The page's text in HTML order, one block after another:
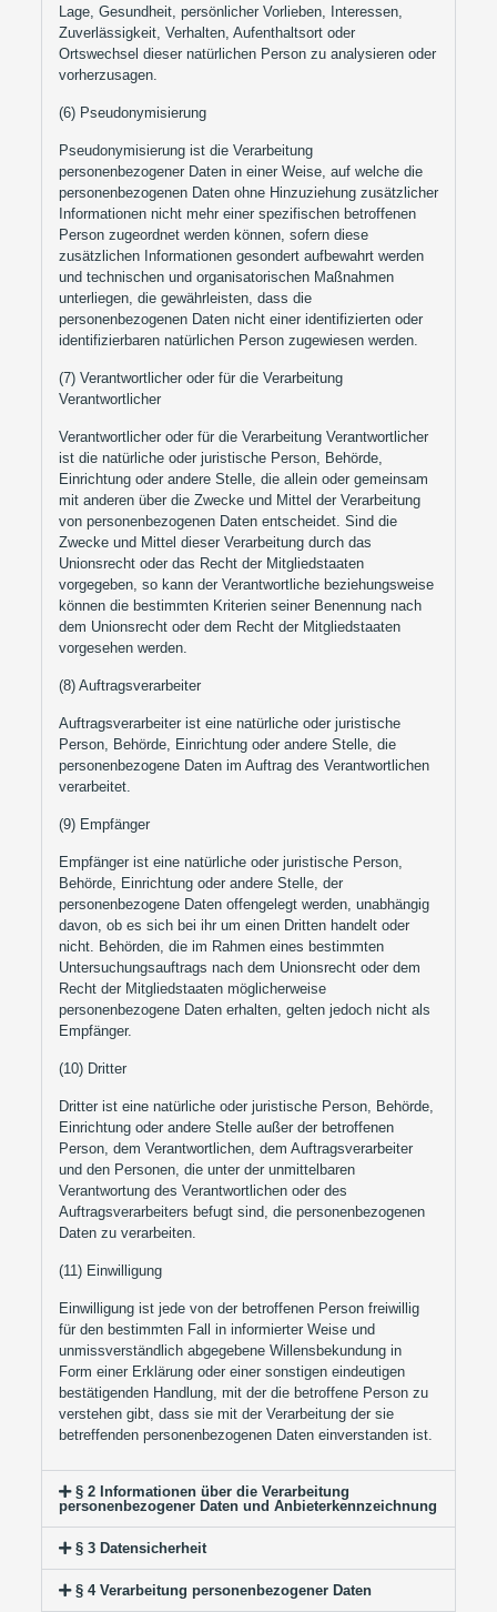
Lage, Gesundheit, persönlicher Vorlieben, Interessen,
Zuverlässigkeit, Verhalten, Aufenthaltsort oder
Ortswechsel dieser natürlichen Person zu analysieren oder
vorherzusagen.
(6) Pseudonymisierung
Pseudonymisierung ist die Verarbeitung
personenbezogener Daten in einer Weise, auf welche die
personenbezogenen Daten ohne Hinzuziehung zusätzlicher
Informationen nicht mehr einer spezifischen betroffenen
Person zugeordnet werden können, sofern diese
zusätzlichen Informationen gesondert aufbewahrt werden
und technischen und organisatorischen Maßnahmen
unterliegen, die gewährleisten, dass die
personenbezogenen Daten nicht einer identifizierten oder
identifizierbaren natürlichen Person zugewiesen werden.
(7) Verantwortlicher oder für die Verarbeitung
Verantwortlicher
Verantwortlicher oder für die Verarbeitung Verantwortlicher
ist die natürliche oder juristische Person, Behörde,
Einrichtung oder andere Stelle, die allein oder gemeinsam
mit anderen über die Zwecke und Mittel der Verarbeitung
von personenbezogenen Daten entscheidet. Sind die
Zwecke und Mittel dieser Verarbeitung durch das
Unionsrecht oder das Recht der Mitgliedstaaten
vorgegeben, so kann der Verantwortliche beziehungsweise
können die bestimmten Kriterien seiner Benennung nach
dem Unionsrecht oder dem Recht der Mitgliedstaaten
vorgesehen werden.
(8) Auftragsverarbeiter
Auftragsverarbeiter ist eine natürliche oder juristische
Person, Behörde, Einrichtung oder andere Stelle, die
personenbezogene Daten im Auftrag des Verantwortlichen
verarbeitet.
(9) Empfänger
Empfänger ist eine natürliche oder juristische Person,
Behörde, Einrichtung oder andere Stelle, der
personenbezogene Daten offengelegt werden, unabhängig
davon, ob es sich bei ihr um einen Dritten handelt oder
nicht. Behörden, die im Rahmen eines bestimmten
Untersuchungsauftrags nach dem Unionsrecht oder dem
Recht der Mitgliedstaaten möglicherweise
personenbezogene Daten erhalten, gelten jedoch nicht als
Empfänger.
(10) Dritter
Dritter ist eine natürliche oder juristische Person, Behörde,
Einrichtung oder andere Stelle außer der betroffenen
Person, dem Verantwortlichen, dem Auftragsverarbeiter
und den Personen, die unter der unmittelbaren
Verantwortung des Verantwortlichen oder des
Auftragsverarbeiters befugt sind, die personenbezogenen
Daten zu verarbeiten.
(11) Einwilligung
Einwilligung ist jede von der betroffenen Person freiwillig
für den bestimmten Fall in informierter Weise und
unmissverständlich abgegebene Willensbekundung in
Form einer Erklärung oder einer sonstigen eindeutigen
bestätigenden Handlung, mit der die betroffene Person zu
verstehen gibt, dass sie mit der Verarbeitung der sie
betreffenden personenbezogenen Daten einverstanden ist.
§ 2 Informationen über die Verarbeitung
personenbezogener Daten und Anbieterkennzeichnung
§ 3 Datensicherheit
§ 4 Verarbeitung personenbezogener Daten